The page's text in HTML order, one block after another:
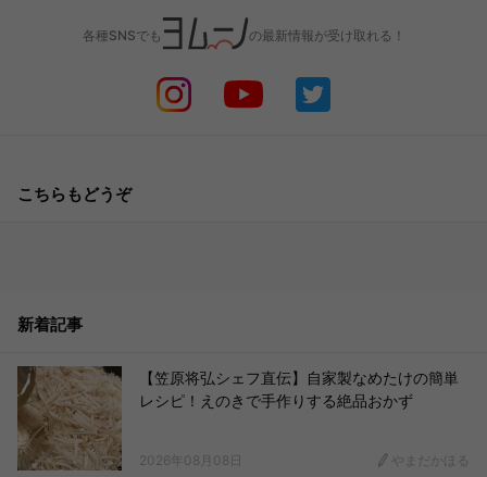
各種SNSでも の最新情報が受け取れる！
こちらもどうぞ
新着記事
【笠原将弘シェフ直伝】自家製なめたけの簡単
レシピ！えのきで手作りする絶品おかず
2026年08月08日 やまだかほる